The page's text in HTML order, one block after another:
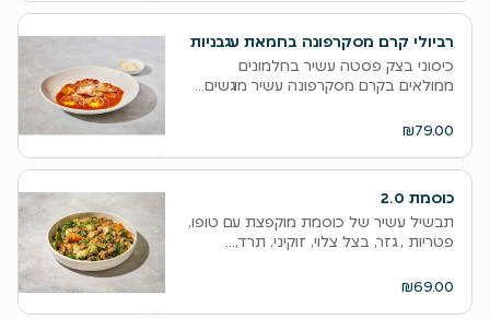
רביולי קרם מסקרפונה בחמאת עגבניות
כיסוני בצק פסטה עשיר בחלמונים
ממולאים בקרם מסקרפונה עשיר מוגשים...
₪79.00
כוסמת 2.0
תבשיל עשיר של כוסמת מוקפצת עם טופו,
פטריות , גזר, בצל צלוי, זוקיני, תרד,...
₪69.00